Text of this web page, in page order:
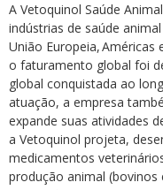
A Vetoquinol Saúde
indústrias de saúde
União Europeia, Américas
o faturamento global foi
global conquistada ao
atuação, a empresa
expande suas atividades
a Vetoquinol projeta,
medicamentos
produção animal (bovinos